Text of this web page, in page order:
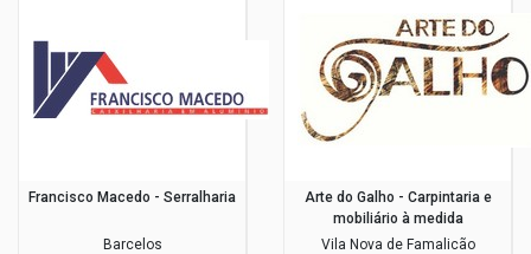
Francisco Macedo - Serralharia
Barcelos
Arte do Galho - Carpintaria e
mobiliário à medida
Vila Nova de Famalicão